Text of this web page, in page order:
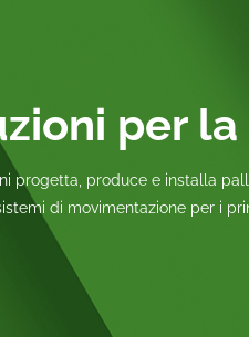
per
progetta, produce e installa
di movimentazione per i